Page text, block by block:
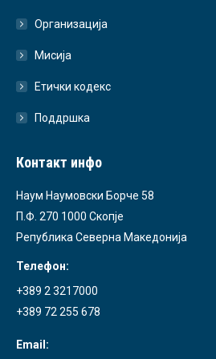
Организација
Мисија
Етички кодекс
Поддршка
Контакт инфо
Наум Наумовски Борче 58
П.Ф. 270 1000 Скопје
Република Северна Македонија
Телефон:
+389 2 3217000
+389 72 255 678
Email: